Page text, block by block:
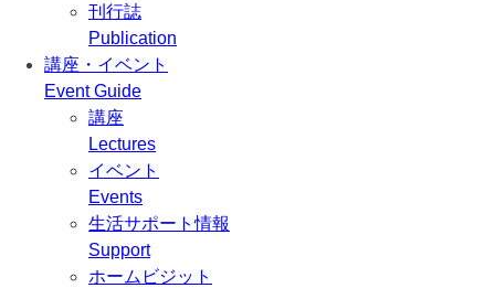
刊行誌
Publication
講座・イベント
Event Guide
講座
Lectures
イベント
Events
生活サポート情報
Support
ホームビジット